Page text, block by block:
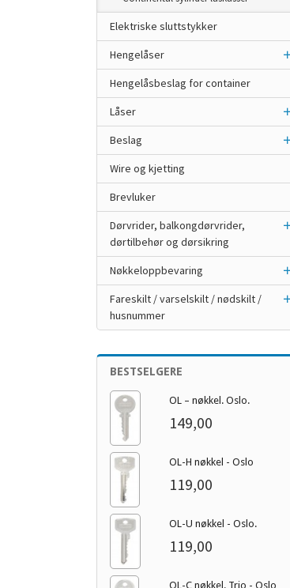
Elektriske sluttstykker
Hengelåser
Hengelåsbeslag for container
Låser
Beslag
Wire og kjetting
Brevluker
Dørvrider, balkongdørvrider,
dørtilbehør og dørsikring
Nøkkeloppbevaring
Fareskilt / varselskilt / nødskilt /
husnummer
BESTSELGERE
OL – nøkkel. Oslo.
149,00
OL-H nøkkel - Oslo
119,00
OL-U nøkkel - Oslo.
119,00
OL-C nøkkel. Trio - Oslo